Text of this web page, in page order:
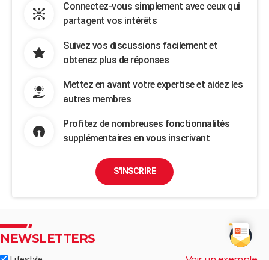
Connectez-vous simplement avec ceux qui
partagent vos intérêts
Suivez vos discussions facilement et
obtenez plus de réponses
Mettez en avant votre expertise et aidez les
autres membres
Profitez de nombreuses fonctionnalités
supplémentaires en vous inscrivant
S'INSCRIRE
NEWSLETTERS